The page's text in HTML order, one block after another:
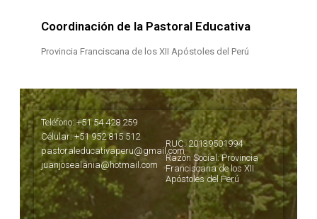
Coordinación de la Pastoral Educativa
Provincia Franciscana de los XII Apóstoles del Perú
Teléfono: +51 54 428 259
Célular: +51 952 815 512
pastoraleducativaperu@gmail.com
juanjosealania@hotmail.com
RUC: 20139501994
Razón Social: Provincia
Franciscana de los XII
Apóstoles del Perú